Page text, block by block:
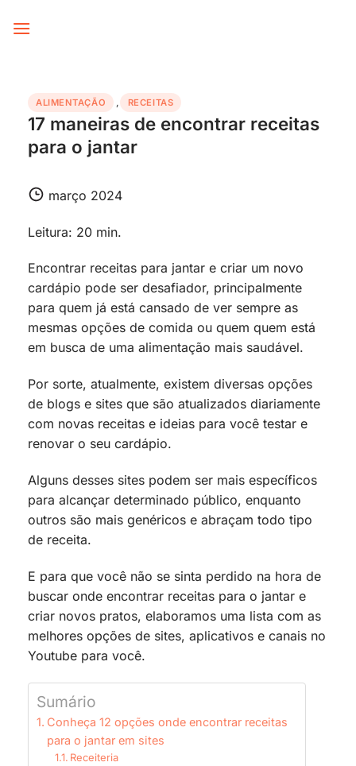
ALIMENTAÇÃO , RECEITAS
17 maneiras de encontrar receitas
para o jantar
março 2024
Leitura: 20 min.
Encontrar receitas para jantar e criar um novo
cardápio pode ser desafiador, principalmente
para quem já está cansado de ver sempre as
mesmas opções de comida ou quem quem está
em busca de uma alimentação mais saudável.
Por sorte, atualmente, existem diversas opções
de blogs e sites que são atualizados diariamente
com novas receitas e ideias para você testar e
renovar o seu cardápio.
Alguns desses sites podem ser mais específicos
para alcançar determinado público, enquanto
outros são mais genéricos e abraçam todo tipo
de receita.
E para que você não se sinta perdido na hora de
buscar onde encontrar receitas para o jantar e
criar novos pratos, elaboramos uma lista com as
melhores opções de sites, aplicativos e canais no
Youtube para você.
Sumário
Conheça 12 opções onde encontrar receitas
para o jantar em sites
Receiteria